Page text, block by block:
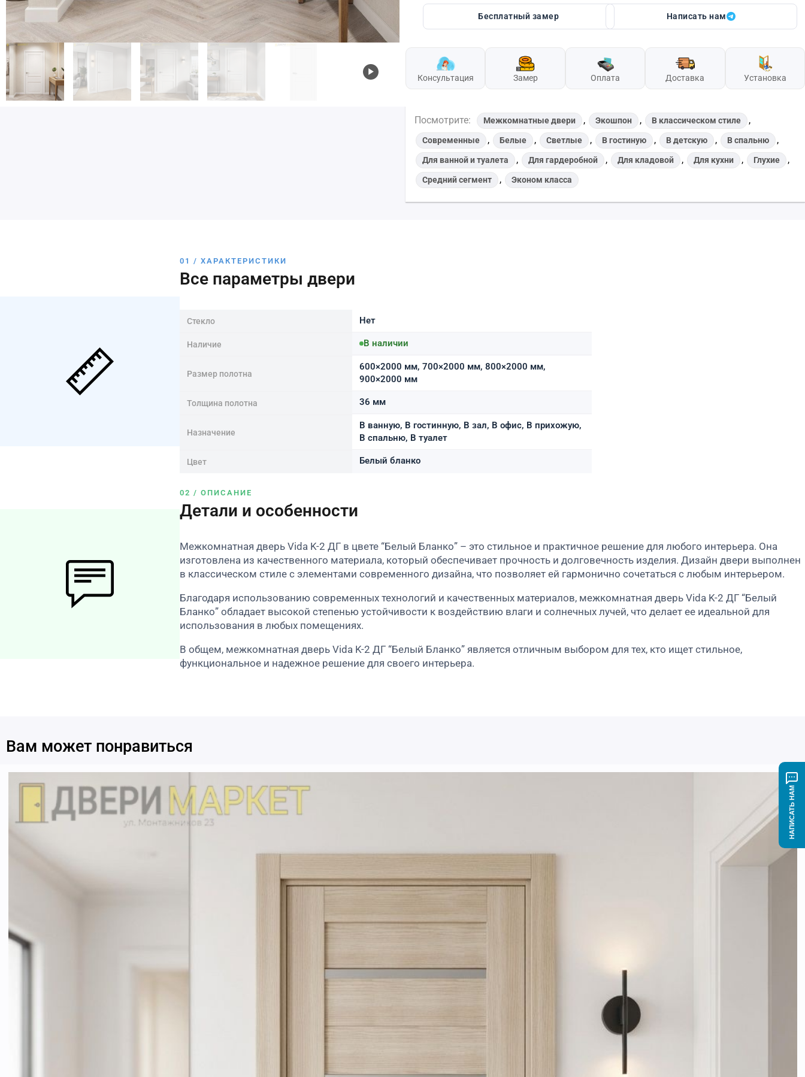
Бесплатный замер Написать нам
Консультация Замер Оплата Доставка Установка
Посмотрите: Межкомнатные двери , Экошпон , В классическом стиле ,
Современные , Белые , Светлые , В гостиную , В детскую , В спальню ,
Для ванной и туалета , Для гардеробной , Для кладовой , Для кухни , Глухие ,
Средний сегмент , Эконом класса
01 / ХАРАКТЕРИСТИКИ
Все параметры двери
Стекло Нет
Наличие В наличии
Размер полотна
600×2000 мм, 700×2000 мм, 800×2000 мм,
900×2000 мм
Толщина полотна 36 мм
Назначение
В ванную, В гостинную, В зал, В офис, В прихожую,
В спальню, В туалет
Цвет Белый бланко
02 / ОПИСАНИЕ
Детали и особенности
Межкомнатная дверь Vida K-2 ДГ в цвете “Белый Бланко” – это стильное и практичное решение для любого интерьера. Она
изготовлена из качественного материала, который обеспечивает прочность и долговечность изделия. Дизайн двери выполнен
в классическом стиле с элементами современного дизайна, что позволяет ей гармонично сочетаться с любым интерьером.
Благодаря использованию современных технологий и качественных материалов, межкомнатная дверь Vida K-2 ДГ “Белый
Бланко” обладает высокой степенью устойчивости к воздействию влаги и солнечных лучей, что делает ее идеальной для
использования в любых помещениях.
В общем, межкомнатная дверь Vida K-2 ДГ “Белый Бланко” является отличным выбором для тех, кто ищет стильное,
функциональное и надежное решение для своего интерьера.
Вам может понравиться
НАПИСАТЬ НАМ